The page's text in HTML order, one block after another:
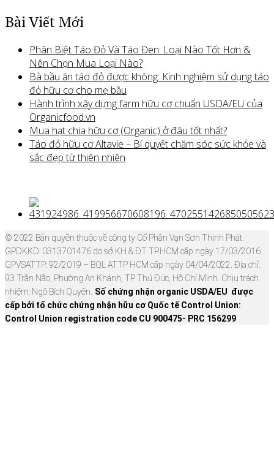
Bài Viết Mới
Phân Biệt Táo Đỏ Và Táo Đen: Loại Nào Tốt Hơn &
Nên Chọn Mua Loại Nào?
Bà bầu ăn táo đỏ được không: Kinh nghiệm sử dụng táo
đỏ hữu cơ cho mẹ bầu
Hành trình xây dựng farm hữu cơ chuẩn USDA/EU của
Organicfood.vn
Mua hạt chia hữu cơ (Organic) ở đâu tốt nhất?
Táo đỏ hữu cơ Altavie – Bí quyết chăm sóc sức khỏe và
sắc đẹp từ thiên nhiên
© 2022 Bản quyền thuộc về công ty Cổ Phần Vạn Sơn Thịnh Phát.
GPDKKD: 0313701476 do sở KH & ĐT TP.HCM cấp ngày 17/03/2016.
GPVSATTP: 92/2019 – BQL ATTP HCM cấp ngày 04/04/2022. Địa chỉ:
93 Trần Não, Phường An Khánh, TP Thủ Đức, Hồ Chí Minh. Chịu trách
nhiệm: Ngô Bích Quyên. Số chứng nhận organic USDA/EU được
cấp bởi tổ chức chứng nhận hữu cơ Quốc tế Control Union:
Control Union registration code CU 900475- PRC 156299